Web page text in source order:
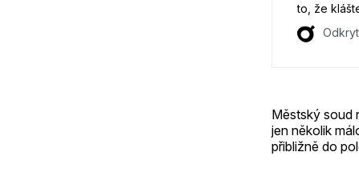
to, že
návrhu na
Nektárie to
Městský soud
jen několik
přibližně do